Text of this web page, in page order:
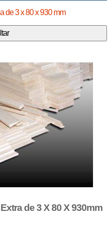
de 3 x 80 x 930 mm
de 3 X 80 X 930mm